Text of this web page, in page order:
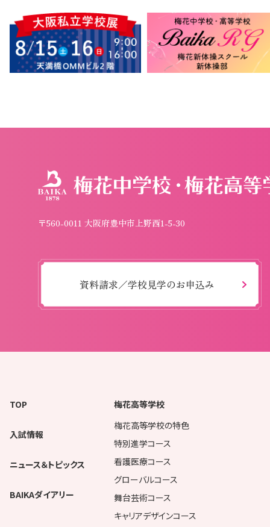
〒560-0011 大阪府豊中市上野西1-5-30
資料請求／学校見学のお申込み
TOP
入試情報
ニュース＆トピックス
BAIKAダイアリー
梅花高等学校
梅花高等学校の特色
特別進学コース
看護医療コース
グローバルコース
舞台芸術コース
キャリアデザインコース